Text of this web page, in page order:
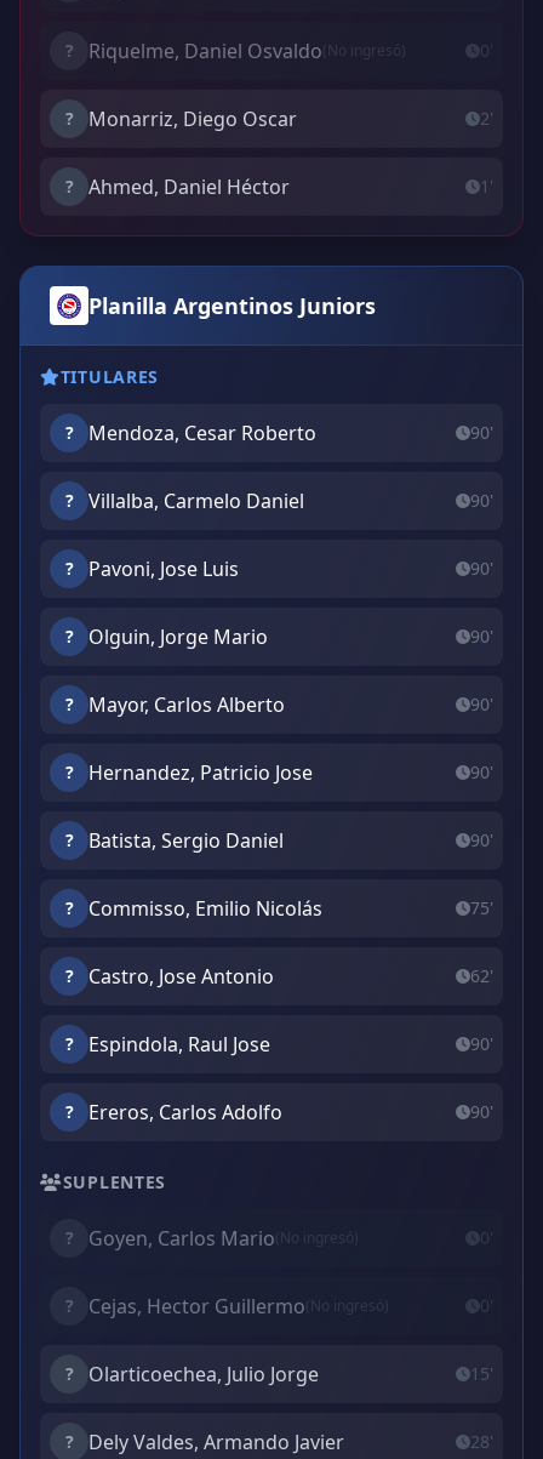
? Riquelme, Daniel Osvaldo(No ingresó) 0'
? Monarriz, Diego Oscar 2'
? Ahmed, Daniel Héctor 1'
Planilla Argentinos Juniors
TITULARES
? Mendoza, Cesar Roberto 90'
? Villalba, Carmelo Daniel 90'
? Pavoni, Jose Luis 90'
? Olguin, Jorge Mario 90'
? Mayor, Carlos Alberto 90'
? Hernandez, Patricio Jose 90'
? Batista, Sergio Daniel 90'
? Commisso, Emilio Nicolás 75'
? Castro, Jose Antonio 62'
? Espindola, Raul Jose 90'
? Ereros, Carlos Adolfo 90'
SUPLENTES
? Goyen, Carlos Mario(No ingresó) 0'
? Cejas, Hector Guillermo(No ingresó) 0'
? Olarticoechea, Julio Jorge 15'
? Dely Valdes, Armando Javier 28'